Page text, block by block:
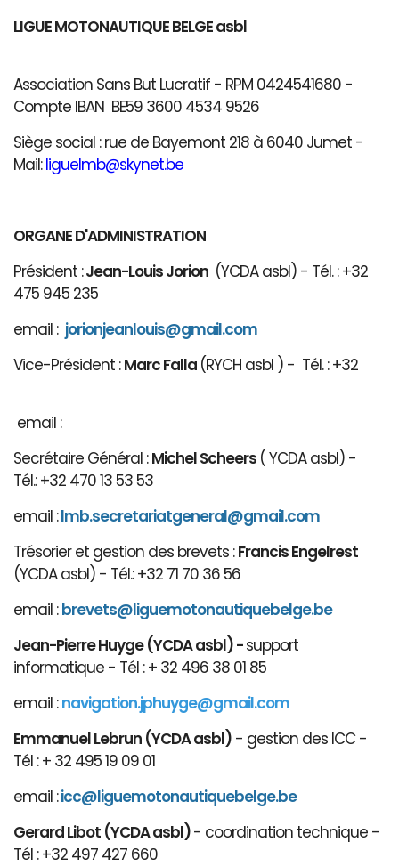
LIGUE MOTONAUTIQUE BELGE asbl
Association Sans But Lucratif - RPM 0424541680 -
Compte IBAN BE59 3600 4534 9526
Siège social : rue de Bayemont 218 à 6040 Jumet -
Mail:liguelmb@skynet.be
ORGANE D'ADMINISTRATION
Président :Jean-Louis Jorion (YCDA asbl) - Tél. : +32
475 945 235
email : jorionjeanlouis@gmail.com
Vice-Président :Marc Falla (RYCH asbl ) - Tél. : +32
email :
Secrétaire Général :Michel Scheers ( YCDA asbl) -
Tél.: +32 470 13 53 53
email :lmb.secretariatgeneral@gmail.com
Trésorier et gestion des brevets :Francis Engelrest
(YCDA asbl) - Tél.: +32 71 70 36 56
email :brevets@liguemotonautiquebelge.be
Jean-Pierre Huyge (YCDA asbl) -support
informatique - Tél : + 32 496 38 01 85
email :navigation.jphuyge@gmail.com
Emmanuel Lebrun (YCDA asbl) - gestion des ICC -
Tél : + 32 495 19 09 01
email :icc@liguemotonautiquebelge.be
Gerard Libot (YCDA asbl)- coordination technique -
Tél : +32 497 427 660